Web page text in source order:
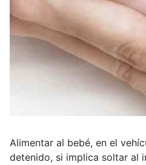
Alimentar al bebé, en el
detenido, si implica soltar al